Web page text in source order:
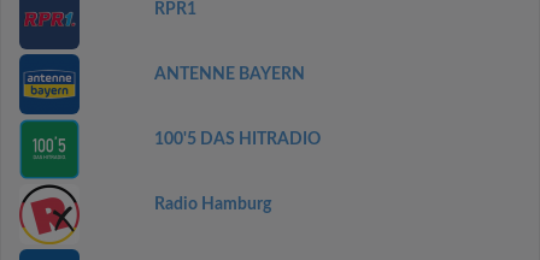
RPR1
ANTENNE BAYERN
100'5 DAS HITRADIO
Radio Hamburg